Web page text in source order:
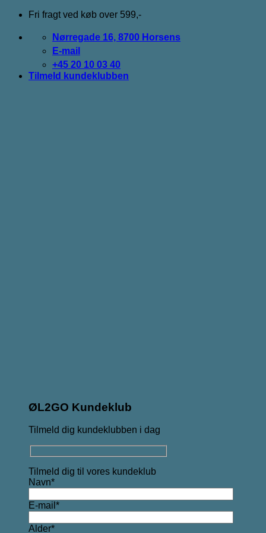
Fortsæt
indhold
Fri fragt ved køb over 599,-
Nørregade 16, 8700 Horsens
E-mail
+45 20 10 03 40
Tilmeld kundeklubben
ØL2GO Kundeklub
Tilmeld dig kundeklubben i dag
Tilmeld dig til vores kundeklub
Navn*
E-mail*
Alder*